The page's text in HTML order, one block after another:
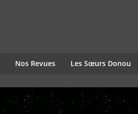
Nos Revues Les Sœurs Donou